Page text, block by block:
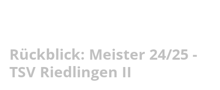
Rückblick: Meister 24/25 -
TSV Riedlingen II